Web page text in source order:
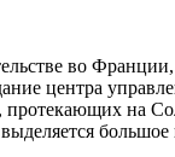
во Франции,
центра
на
большое